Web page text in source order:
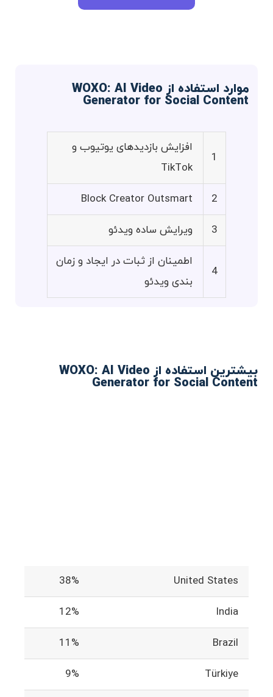
موارد استفاده از WOXO: AI Video
Generator for Social Content
1
افزایش بازدیدهای یوتیوب و
TikTok
2
Block Creator Outsmart
3 ویرایش ساده ویدئو
4
اطمینان از ثبات در ایجاد و زمان
بندی ویدئو
بیشترین استفاده از WOXO: AI Video
Generator for Social Content
United States
38%
India
12%
Brazil
11%
Türkiye
9%